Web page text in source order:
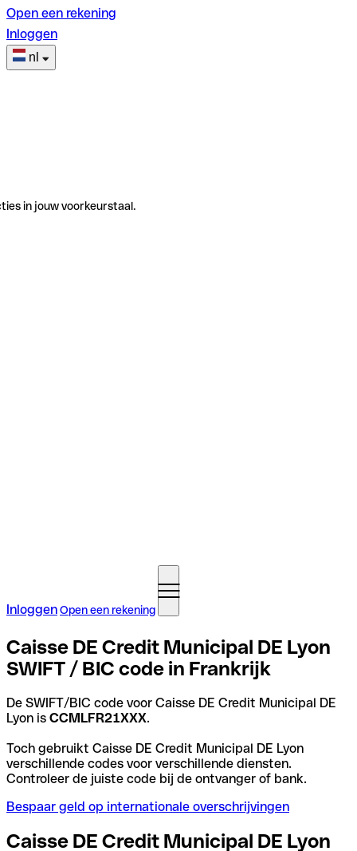
Open een rekening
Inloggen
nl
in jouw voorkeurstaal.
InloggenOpen een rekening
Caisse DE Credit Municipal DE Lyon
SWIFT / BIC code in Frankrijk
De SWIFT/BIC code voor Caisse DE Credit Municipal DE
Lyon is CCMLFR21XXX.
Toch gebruikt Caisse DE Credit Municipal DE Lyon
verschillende codes voor verschillende diensten.
Controleer de juiste code bij de ontvanger of bank.
Bespaar geld op internationale overschrijvingen
Caisse DE Credit Municipal DE Lyon